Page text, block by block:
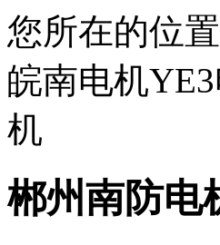
您所在的位置
皖南电机
机
郴州南防电